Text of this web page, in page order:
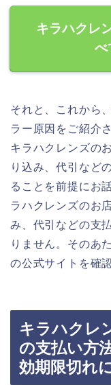
キラハクレ
べ
それと、これから
ラー原因をご紹介
キラハクレンズの
り込み、代引など
ることを前提にお
ラハクレンズのお
み、代引などの支
りません。そのあ
の公式サイトを確
キラハクレ
の支払い方
効期限切れ